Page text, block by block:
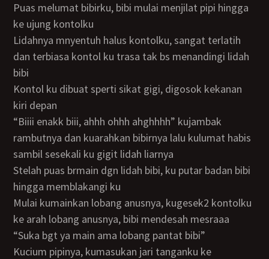
puas melumat bibirku, bibi mulai menjilat pipi hingga
ke ujung kontolku
lidahnya mnyentuh halus kontolku, sangat terlatih
dan terbiasa kontol ku trasa tak bs menandingi lidah
bibi
kontol ku dibuat sperti sikat gigi, digosok kekanan
kiri depan
“biiii enakk biii, ahhh ohhh ahghhhh” kujambak
rambutnya dan kuarahkan bibirnya lalu kulumat habis
sambil sesekali ku gigit lidah liarnya
stelah puas brmain dgn lidah bibi, ku putar badan bibi
hingga memblakangi ku
mulai kumainkan lobang anusnya, kugesek2 kontolku
ke arah lobang anusnya, bibi mendesah mesraaa
“suka bgt ya main ama lobang pantat bibi”
kucium pipinya, kumasukan jari tanganku ke